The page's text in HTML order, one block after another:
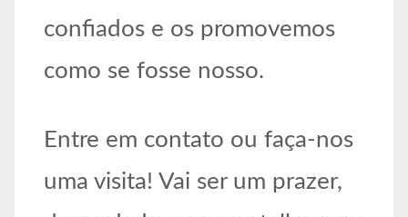
confiados e os promovemos
como se fosse nosso.
Entre em contato ou faça-nos
uma visita! Vai ser um prazer,